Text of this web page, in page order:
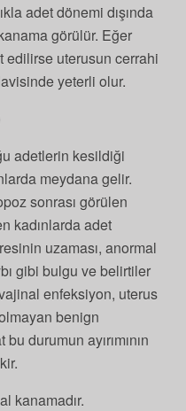
adet dönemi dışında
görülür. Eğer
edilirse uterusun cerrahi
yeterli olur.
adetlerin kesildiği
meydana gelir.
sonrası görülen
kadınlarda adet
uzaması, anormal
gibi bulgu ve belirtiler
enfeksiyon, uterus
benign
durumun ayırımının
kanamadır.